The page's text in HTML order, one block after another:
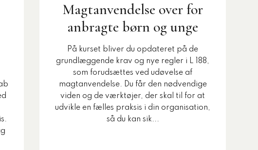
Magtanvendelse over for
anbragte børn og unge
På kurset bliver du opdateret på de
grundlæggende krav og nye regler i L 188,
som forudsættes ved udøvelse af
magtanvendelse. Du får den nødvendige
viden og de værktøjer, der skal til for at
udvikle en fælles praksis i din organisation,
så du kan sik...